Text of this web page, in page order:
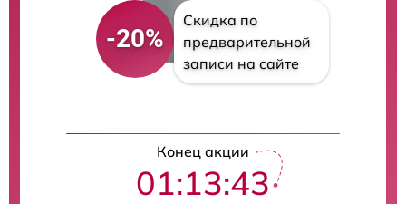
-20%
Скидка по
предварительной
записи на сайте
Конец акции
01:13:42